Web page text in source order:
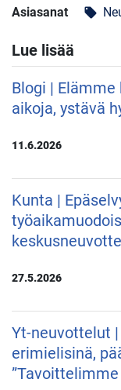
Asiasanat local_offer
Lue lisää
Blogi |
aikoja, ystävä
11.6.2026
Kunta |
27.5.2026
Yt-neuvottelut
erimielisinä,